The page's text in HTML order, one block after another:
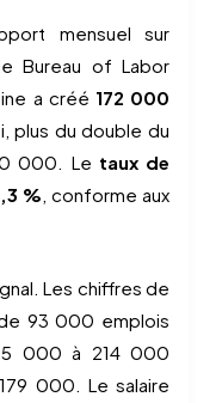
mensuel sur
Bureau of Labor
a créé 172 000
plus du double du
000. Le taux de
%, conforme aux
Les chiffres de
93 000 emplois
000 à 214 000
000. Le salaire